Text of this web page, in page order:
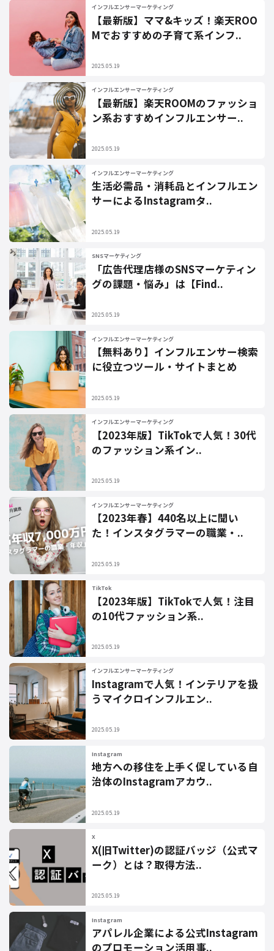
インフルエンサーマーケティング
【最新版】ママ&キッズ！楽天ROO
Mでおすすめの子育て系インフ..
2025.05.19
インフルエンサーマーケティング
【最新版】楽天ROOMのファッショ
ン系おすすめインフルエンサー..
2025.05.19
インフルエンサーマーケティング
生活必需品・消耗品とインフルエン
サーによるInstagramタ..
2025.05.19
SNSマーケティング
「広告代理店様のSNSマーケティン
グの課題・悩み」は【Find..
2025.05.19
インフルエンサーマーケティング
【無料あり】インフルエンサー検索
に役立つツール・サイトまとめ
2025.05.19
インフルエンサーマーケティング
【2023年版】TikTokで人気！30代
のファッション系イン..
2025.05.19
インフルエンサーマーケティング
【2023年春】440名以上に聞い
た！インスタグラマーの職業・..
2025.05.19
TikTok
【2023年版】TikTokで人気！注目
の10代ファッション系..
2025.05.19
インフルエンサーマーケティング
Instagramで人気！インテリアを扱
うマイクロインフルエン..
2025.05.19
Instagram
地方への移住を上手く促している自
治体のInstagramアカウ..
2025.05.19
X
X(旧Twitter)の認証バッジ（公式マ
ーク）とは？取得方法..
2025.05.19
Instagram
アパレル企業による公式Instagram
のプロモーション活用事..